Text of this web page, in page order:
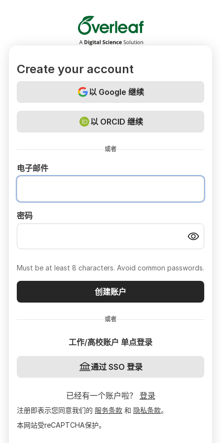
Overleaf
Create your account
以 Google 继续
以 ORCID 继续
或者
电子邮件
密码
Must be at least 8 characters. Avoid common passwords.
创建账户
或者
工作/高校账户 单点登录
通过 SSO 登录
已经有一个账户啦？ 登录
注册即表示您同意我们的 服务条款 和 隐私条款。
本网站受reCAPTCHA保护。